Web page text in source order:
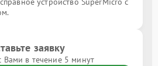
заявку
Вами в течение 5 минут